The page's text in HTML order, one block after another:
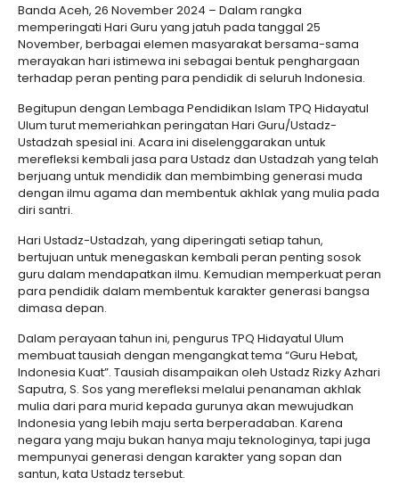
Banda Aceh, 26 November 2024 – Dalam rangka
memperingati Hari Guru yang jatuh pada tanggal 25
November, berbagai elemen masyarakat bersama-sama
merayakan hari istimewa ini sebagai bentuk penghargaan
terhadap peran penting para pendidik di seluruh Indonesia.
Begitupun dengan Lembaga Pendidikan Islam TPQ Hidayatul
Ulum turut memeriahkan peringatan Hari Guru/Ustadz-
Ustadzah spesial ini. Acara ini diselenggarakan untuk
merefleksi kembali jasa para Ustadz dan Ustadzah yang telah
berjuang untuk mendidik dan membimbing generasi muda
dengan ilmu agama dan membentuk akhlak yang mulia pada
diri santri.
Hari Ustadz-Ustadzah, yang diperingati setiap tahun,
bertujuan untuk menegaskan kembali peran penting sosok
guru dalam mendapatkan ilmu. Kemudian memperkuat peran
para pendidik dalam membentuk karakter generasi bangsa
dimasa depan.
Dalam perayaan tahun ini, pengurus TPQ Hidayatul Ulum
membuat tausiah dengan mengangkat tema “Guru Hebat,
Indonesia Kuat”. Tausiah disampaikan oleh Ustadz Rizky Azhari
Saputra, S. Sos yang merefleksi melalui penanaman akhlak
mulia dari para murid kepada gurunya akan mewujudkan
Indonesia yang lebih maju serta berperadaban. Karena
negara yang maju bukan hanya maju teknologinya, tapi juga
mempunyai generasi dengan karakter yang sopan dan
santun, kata Ustadz tersebut.